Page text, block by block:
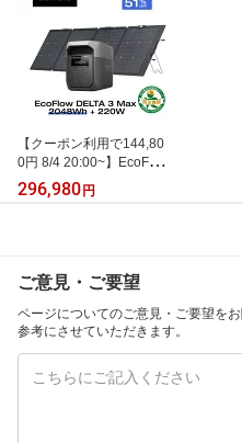
【クーポン利用で144,80
0円 8/4 20:00~】EcoFlo
w ポータブル電源 ソーラ
ーパネル セット DELTA
陽光発電 防災グッズ キ
ャンプ 停電 台風対策 エ
コフロー
296,980 円
ご意見・ご要望
ページについてのご意見・ご要望を
参考にさせていただきます。